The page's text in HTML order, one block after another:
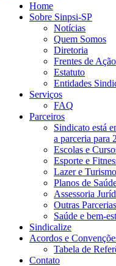
Home
Sobre Sinpsi-SP
Notícias
Quem Somos
Diretoria
Frentes de Ação
Estatuto
Entidades
Serviços
FAQ
Parceiros
Sindicato está
a parceria para
Escolas e
Esporte e
Lazer e Turismo
Planos de
Assessoria
Outras Parcerias
Saúde e bem-
Sindicalize
Acordos e
Tabela de
Contato